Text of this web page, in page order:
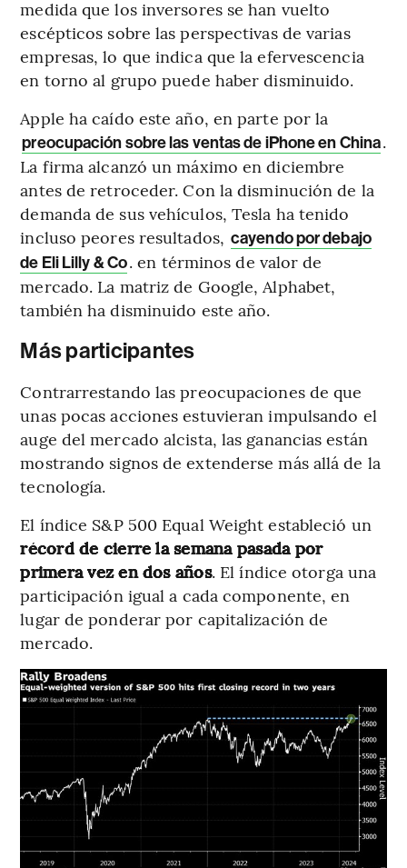
medida que los inversores se han vuelto
escépticos sobre las perspectivas de varias
empresas, lo que indica que la efervescencia
en torno al grupo puede haber disminuido.
Apple ha caído este año, en parte por la
preocupación sobre las ventas de iPhone en China.
La firma alcanzó un máximo en diciembre
antes de retroceder. Con la disminución de la
demanda de sus vehículos, Tesla ha tenido
incluso peores resultados, cayendo por debajo
de Eli Lilly & Co. en términos de valor de
mercado. La matriz de Google, Alphabet,
también ha disminuido este año.
Más participantes
Contrarrestando las preocupaciones de que
unas pocas acciones estuvieran impulsando el
auge del mercado alcista, las ganancias están
mostrando signos de extenderse más allá de la
tecnología.
El índice S&P 500 Equal Weight estableció un
récord de cierre la semana pasada por
primera vez en dos años. El índice otorga una
participación igual a cada componente, en
lugar de ponderar por capitalización de
mercado.